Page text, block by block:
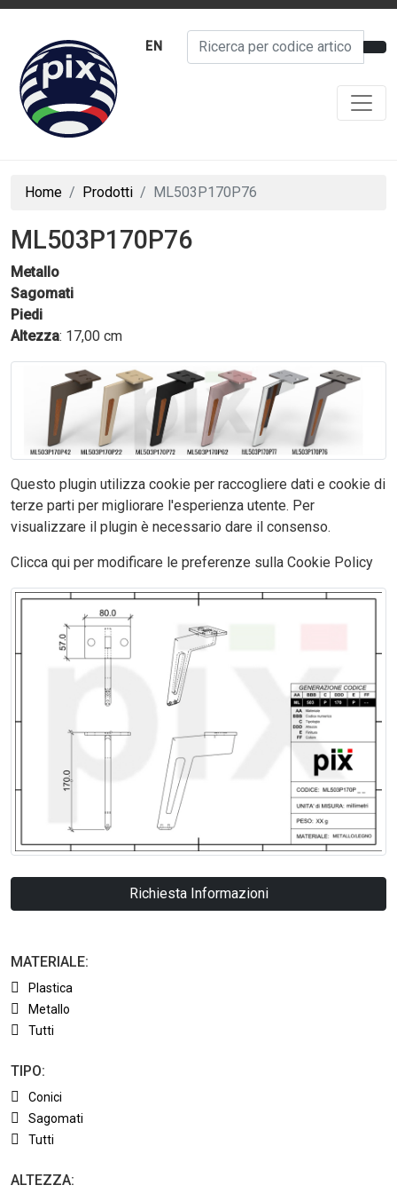
EN
Home Prodotti ML503P170P76
MATERIALE:
Plastica
Metallo
Tutti
TIPO:
Conici
Sagomati
Tutti
ALTEZZA:
ML503P170P76
Metallo
Sagomati
Piedi
Altezza: 17,00 cm
Questo plugin utilizza cookie per raccogliere dati e cookie di
terze parti per migliorare l'esperienza utente. Per
visualizzare il plugin è necessario dare il consenso.
Clicca qui per modificare le preferenze sulla Cookie Policy
Richiesta Informazioni